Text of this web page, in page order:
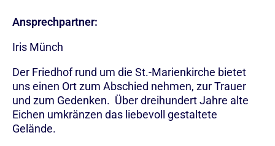
Ansprechpartner:
Iris Münch
Der Friedhof rund um die St.-Marienkirche bietet
uns einen Ort zum Abschied nehmen, zur Trauer
und zum Gedenken. Über dreihundert Jahre alte
Eichen umkränzen das liebevoll gestaltete
Gelände.